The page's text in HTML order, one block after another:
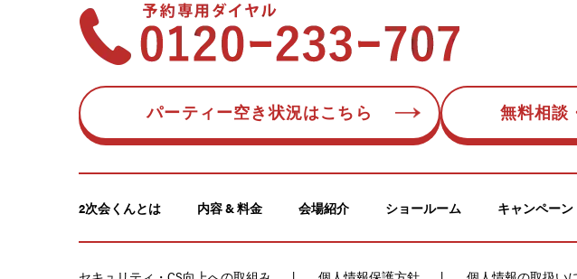
パーティー空き状況はこちら 無料相談
2次会くんとは 内容 & 料金 会場紹介 ショールーム キャンペーン